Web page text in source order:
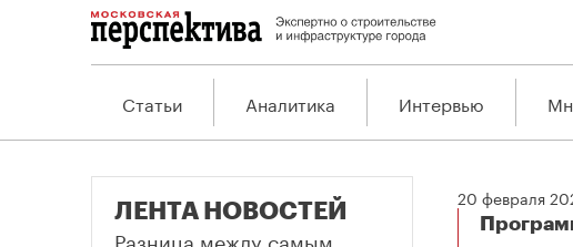
Статьи Аналитика Интервью
20 февраля
ЛЕНТА НОВОСТЕЙ
Разница между самым